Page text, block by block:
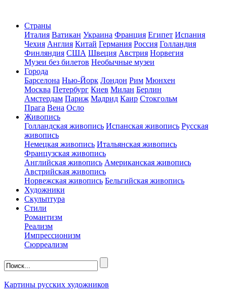
Страны
Италия Ватикан Украина Франция Египет Испания
Чехия Англия Китай Германия Россия Голландия
Финляндия США Швеция Австрия Норвегия
Музеи без билетов Необычные музеи
Города
Барселона Нью-Йорк Лондон Рим Мюнхен
Москва Петербург Киев Милан Берлин
Амстердам Париж Мадрид Каир Стокгольм
Прага Вена Осло
Живопись
Голландская живопись Испанская живопись Русская
живопись
Немецкая живопись Итальянская живопись
Французская живопись
Английская живопись Американская живопись
Австрийская живопись
Норвежская живопись Бельгийская живопись
Художники
Скульптура
Стили
Романтизм
Реализм
Импрессионизм
Сюрреализм
Картины русских художников